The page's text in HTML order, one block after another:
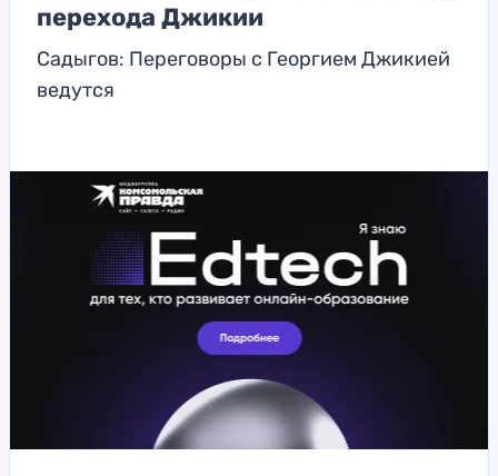
перехода Джикии
Садыгов: Переговоры с Георгием Джикией
ведутся